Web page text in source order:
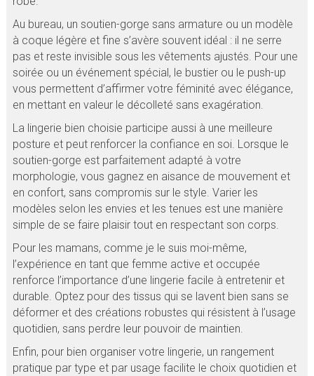
Au bureau, un soutien-gorge sans armature ou un modèle
à coque légère et fine s’avère souvent idéal : il ne serre
pas et reste invisible sous les vêtements ajustés. Pour une
soirée ou un événement spécial, le bustier ou le push-up
vous permettent d’affirmer votre féminité avec élégance,
en mettant en valeur le décolleté sans exagération.
La lingerie bien choisie participe aussi à une meilleure
posture et peut renforcer la confiance en soi. Lorsque le
soutien-gorge est parfaitement adapté à votre
morphologie, vous gagnez en aisance de mouvement et
en confort, sans compromis sur le style. Varier les
modèles selon les envies et les tenues est une manière
simple de se faire plaisir tout en respectant son corps.
Pour les mamans, comme je le suis moi-même,
l’expérience en tant que femme active et occupée
renforce l’importance d’une lingerie facile à entretenir et
durable. Optez pour des tissus qui se lavent bien sans se
déformer et des créations robustes qui résistent à l’usage
quotidien, sans perdre leur pouvoir de maintien.
Enfin, pour bien organiser votre lingerie, un rangement
pratique par type et par usage facilite le choix quotidien et